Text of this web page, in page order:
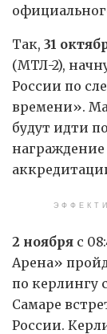
Так, 31
(МТЛ-2),
России по
времени».
будут идти
награждение
2 ноября с
Арена»
по керлингу
Самаре
России.